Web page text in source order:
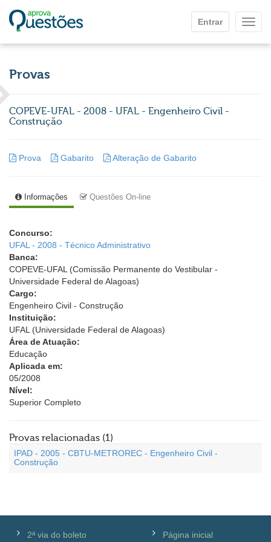
Entrar
Provas
COPEVE-UFAL - 2008 - UFAL - Engenheiro Civil -
Construção
Prova Gabarito Alteração de Gabarito
Informações Questões On-line
Concurso:
UFAL - 2008 - Técnico Administrativo
Banca:
COPEVE-UFAL (Comissão Permanente do Vestibular -
Universidade Federal de Alagoas)
Cargo:
Engenheiro Civil - Construção
Instituição:
UFAL (Universidade Federal de Alagoas)
Área de Atuação:
Educação
Aplicada em:
05/2008
Nível:
Superior Completo
Provas relacionadas (1)
IPAD - 2005 - CBTU-METROREC - Engenheiro Civil -
Construção
2ª via do boleto Página inicial